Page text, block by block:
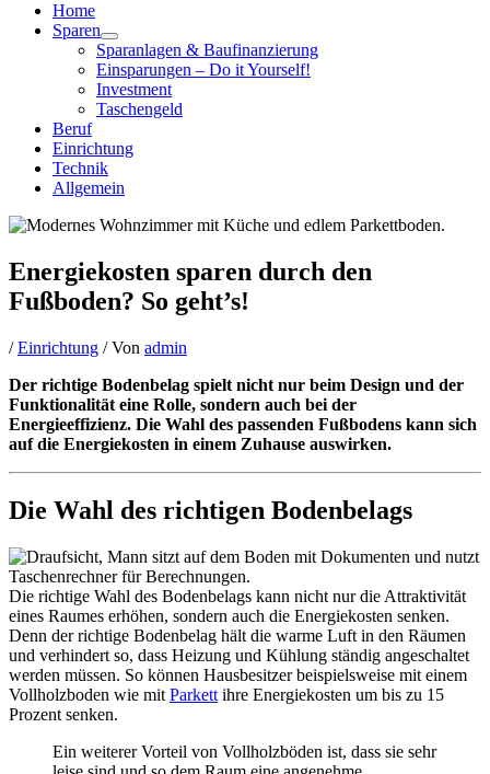
Home
Sparen
Sparanlagen & Baufinanzierung
Einsparungen – Do it Yourself!
Investment
Taschengeld
Beruf
Einrichtung
Technik
Allgemein
Energiekosten sparen durch den
Fußboden? So geht’s!
/Einrichtung / Von admin
Der richtige Bodenbelag spielt nicht nur beim Design und der
Funktionalität eine Rolle, sondern auch bei der
Energieeffizienz. Die Wahl des passenden Fußbodens kann sich
auf die Energiekosten in einem Zuhause auswirken.
Die Wahl des richtigen Bodenbelags
Die richtige Wahl des Bodenbelags kann nicht nur die Attraktivität
eines Raumes erhöhen, sondern auch die Energiekosten senken.
Denn der richtige Bodenbelag hält die warme Luft in den Räumen
und verhindert so, dass Heizung und Kühlung ständig angeschaltet
werden müssen. So können Hausbesitzer beispielsweise mit einem
Vollholzboden wie mit Parkett ihre Energiekosten um bis zu 15
Prozent senken.
Ein weiterer Vorteil von Vollholzböden ist, dass sie sehr